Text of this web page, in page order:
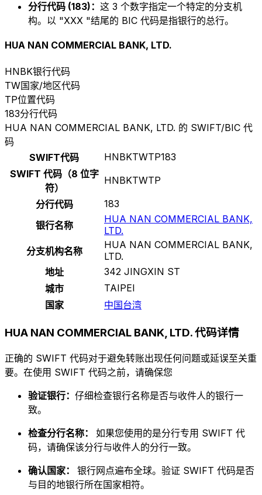
分行代码 (183)： 这 3 个数字指定一个特定的分支机
构。以 "XXX "结尾的 BIC 代码是指银行的总行。
HUA NAN COMMERCIAL BANK, LTD.
HNBK银行代码
TW国家/地区代码
TP位置代码
183分行代码
HUA NAN COMMERCIAL BANK, LTD. 的 SWIFT/BIC 代
码
SWIFT代码
HNBKTWTP183
SWIFT 代码（8 位字
符）
HNBKTWTP
分行代码
183
银行名称
HUA NAN COMMERCIAL BANK,
LTD.
分支机构名称
HUA NAN COMMERCIAL BANK,
LTD.
地址
342 JINGXIN ST
城市
TAIPEI
国家
中国台湾
HUA NAN COMMERCIAL BANK, LTD. 代码详情
正确的 SWIFT 代码对于避免转账出现任何问题或延误至关重
要。在使用 SWIFT 代码之前，请确保您
验证银行： 仔细检查银行名称是否与收件人的银行一
致。
检查分行名称： 如果您使用的是分行专用 SWIFT 代
码，请确保该分行与收件人的分行一致。
确认国家： 银行网点遍布全球。验证 SWIFT 代码是否
与目的地银行所在国家相符。